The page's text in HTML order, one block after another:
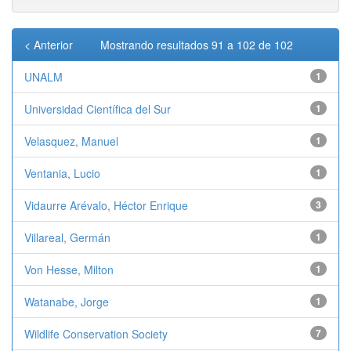
Mostrando resultados 91 a 102 de 102
< Anterior
UNALM 1
Universidad Científica del Sur 1
Velasquez, Manuel 1
Ventania, Lucio 1
Vidaurre Arévalo, Héctor Enrique 3
Villareal, Germán 1
Von Hesse, Milton 1
Watanabe, Jorge 1
Wildlife Conservation Society 7